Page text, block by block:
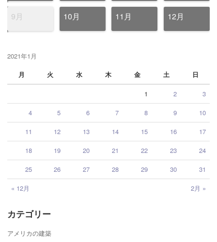
9月 10月 11月 12月
2021年1月
月
火 水 木 金 土 日
« 12月 2月 »
1 2 3
4 5 6 7 8 9 10
11 12 13 14 15 16 17
18 19 20 21 22 23 24
25 26 27 28 29 30 31
カテゴリー
アメリカの建築